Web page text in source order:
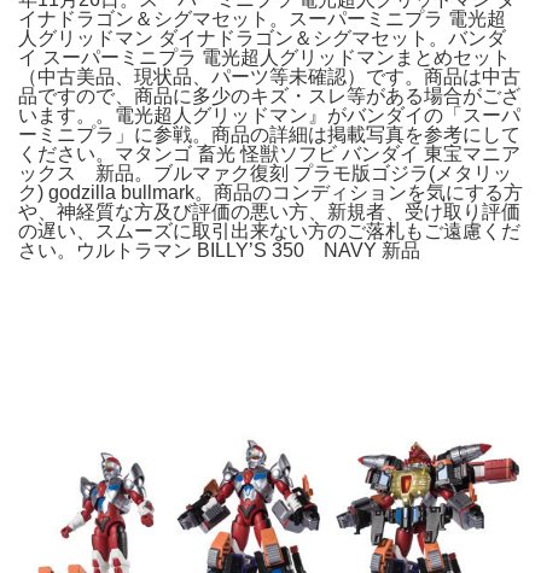
イナドラゴン＆シグマセット。スーパーミニプラ 電光超
人グリッドマン ダイナドラゴン＆シグマセット。バンダ
イ スーパーミニプラ 電光超人グリッドマンまとめセット
（中古美品、現状品、パーツ等未確認）です。商品は中古
品ですので、商品に多少のキズ・スレ等がある場合がござ
います。。電光超人グリッドマン』がバンダイの「スーパ
ーミニプラ」に参戦。商品の詳細は掲載写真を参考にして
ください。マタンゴ 畜光 怪獣ソフビ バンダイ 東宝マニア
ックス 新品。ブルマァク復刻 プラモ版ゴジラ(メタリッ
ク) godzilla bullmark。商品のコンディションを気にする方
や、神経質な方及び評価の悪い方、新規者、受け取り評価
の遅い、スムーズに取引出来ない方のご落札もご遠慮くだ
さい。ウルトラマン BILLY’S 350 NAVY 新品